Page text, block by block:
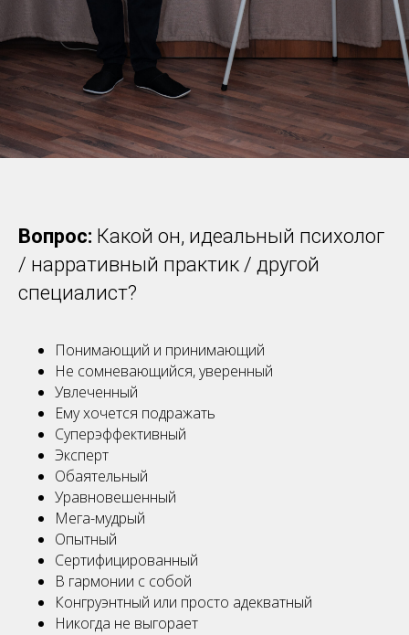
Вопрос: Какой он, идеальный психолог
/ нарративный практик / другой
специалист?
Понимающий и принимающий
Не сомневающийся, уверенный
Увлеченный
Ему хочется подражать
Суперэффективный
Эксперт
Обаятельный
Уравновешенный
Мега-мудрый
Опытный
Сертифицированный
В гармонии с собой
Конгруэнтный или просто адекватный
Никогда не выгорает